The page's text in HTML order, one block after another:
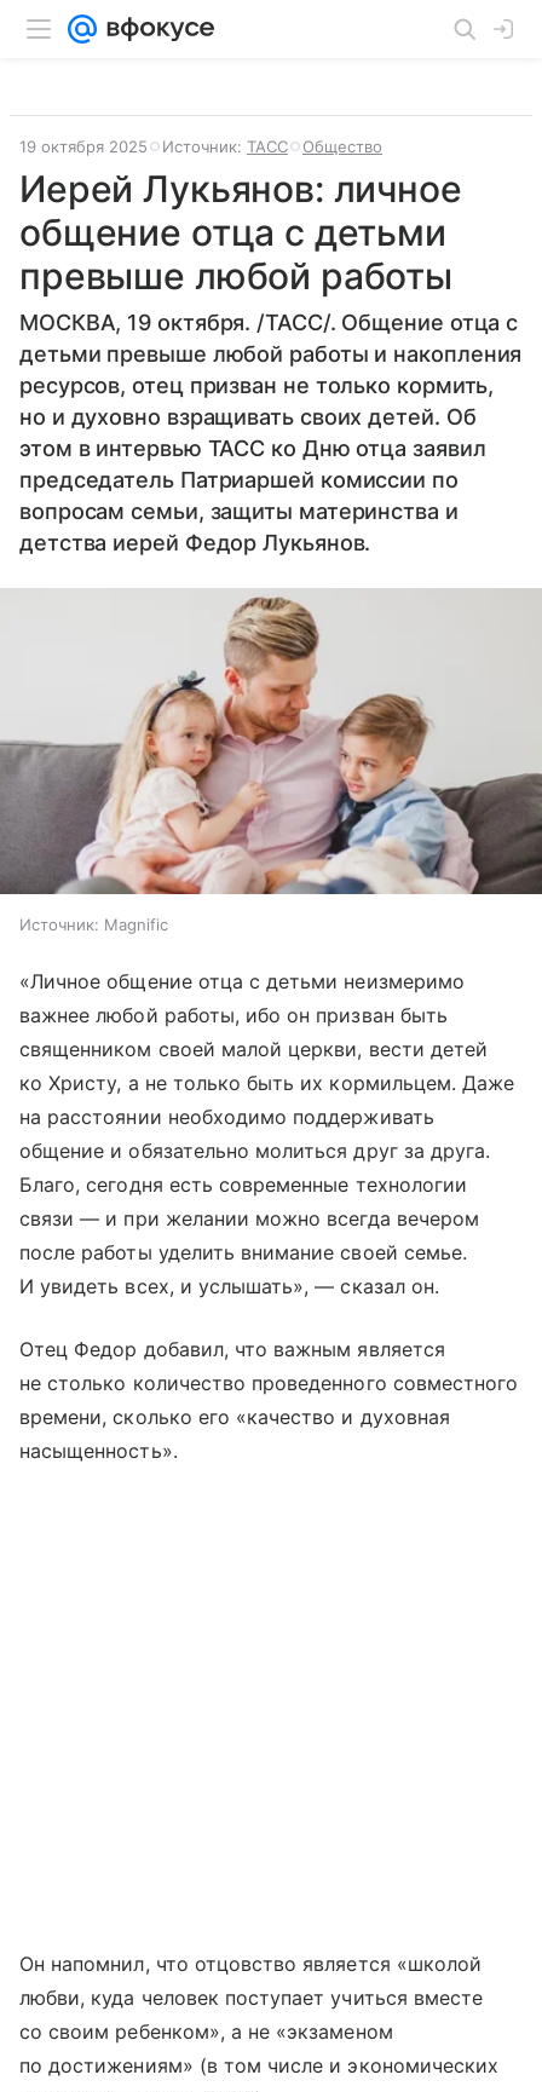
19 октября 2025 Источник: ТАСС Общество
Иерей Лукьянов: личное
общение отца с детьми
превыше любой работы
МОСКВА, 19 октября. /ТАСС/. Общение отца с
детьми превыше любой работы и накопления
ресурсов, отец призван не только кормить,
но и духовно взращивать своих детей. Об
этом в интервью ТАСС ко Дню отца заявил
председатель Патриаршей комиссии по
вопросам семьи, защиты материнства и
детства иерей Федор Лукьянов.
Источник: Magnific
«Личное общение отца с детьми неизмеримо
важнее любой работы, ибо он призван быть
священником своей малой церкви, вести детей
ко Христу, а не только быть их кормильцем. Даже
на расстоянии необходимо поддерживать
общение и обязательно молиться друг за друга.
Благо, сегодня есть современные технологии
связи — и при желании можно всегда вечером
после работы уделить внимание своей семье.
И увидеть всех, и услышать», — сказал он.
Отец Федор добавил, что важным является
не столько количество проведенного совместного
времени, сколько его «качество и духовная
насыщенность».
Он напомнил, что отцовство является «школой
любви, куда человек поступает учиться вместе
со своим ребенком», а не «экзаменом
по достижениям» (в том числе и экономических